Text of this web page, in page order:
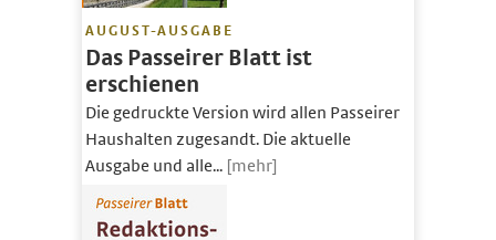
AUGUST-AUSGABE
Das Passeirer Blatt ist
erschienen
Die gedruckte Version wird allen Passeirer
Haushalten zugesandt. Die aktuelle
Ausgabe und alle... [mehr]